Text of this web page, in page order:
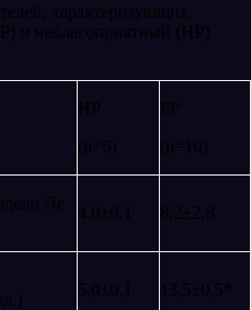
характеризующих
и неблагоприятный (НР)
НР
(n=6)
БР
(n=10)
Ле
4,0±0,1 8,2±2,8
5,0±0,1 13,5±0,5*